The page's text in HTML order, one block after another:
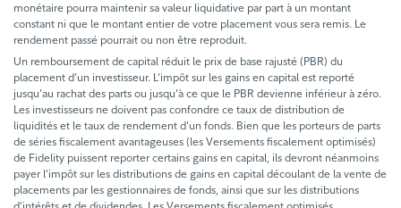
monétaire pourra maintenir sa valeur liquidative par part à un montant
constant ni que le montant entier de votre placement vous sera remis. Le
rendement passé pourrait ou non être reproduit.
Un remboursement de capital réduit le prix de base rajusté (PBR) du
placement d’un investisseur. L’impôt sur les gains en capital est reporté
jusqu’au rachat des parts ou jusqu’à ce que le PBR devienne inférieur à zéro.
Les investisseurs ne doivent pas confondre ce taux de distribution de
liquidités et le taux de rendement d’un fonds. Bien que les porteurs de parts
de séries fiscalement avantageuses (les Versements fiscalement optimisés)
de Fidelity puissent reporter certains gains en capital, ils devront néanmoins
payer l’impôt sur les distributions de gains en capital découlant de la vente de
placements par les gestionnaires de fonds, ainsi que sur les distributions